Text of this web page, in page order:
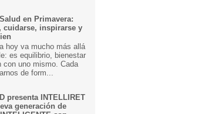
en Primavera:
cuidarse, inspirarse y
hoy va mucho más allá
es equilibrio, bienestar
con uno mismo. Cada
de form...
presenta INTELLIRET
generación de